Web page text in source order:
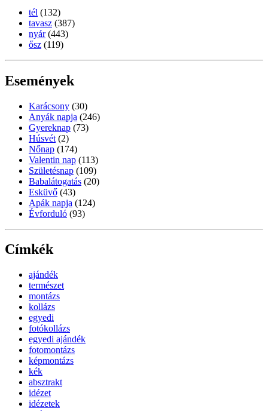
tél (132)
tavasz (387)
nyár (443)
ősz (119)
Események
Karácsony (30)
Anyák napja (246)
Gyereknap (73)
Húsvét (2)
Nőnap (174)
Valentin nap (113)
Születésnap (109)
Babalátogatás (20)
Esküvő (43)
Apák napja (124)
Évforduló (93)
Címkék
ajándék
természet
montázs
kollázs
egyedi
fotókollázs
egyedi ajándék
fotomontázs
képmontázs
kék
absztrakt
idézet
idézetek